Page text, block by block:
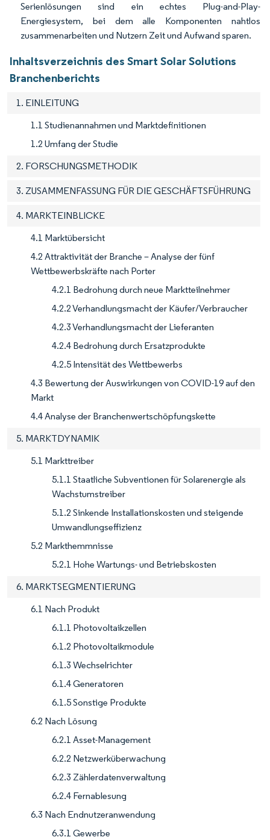
Serienlösungen sind ein echtes Plug-and-Play-
Energiesystem, bei dem alle Komponenten nahtlos
zusammenarbeiten und Nutzern Zeit und Aufwand sparen.
Inhaltsverzeichnis des Smart Solar Solutions
Branchenberichts
1. EINLEITUNG
1.1 Studienannahmen und Marktdefinitionen
1.2 Umfang der Studie
2. FORSCHUNGSMETHODIK
3. ZUSAMMENFASSUNG FÜR DIE GESCHÄFTSFÜHRUNG
4. MARKTEINBLICKE
4.1 Marktübersicht
4.2 Attraktivität der Branche – Analyse der fünf
Wettbewerbskräfte nach Porter
4.2.1 Bedrohung durch neue Marktteilnehmer
4.2.2 Verhandlungsmacht der Käufer/Verbraucher
4.2.3 Verhandlungsmacht der Lieferanten
4.2.4 Bedrohung durch Ersatzprodukte
4.2.5 Intensität des Wettbewerbs
4.3 Bewertung der Auswirkungen von COVID-19 auf den
Markt
4.4 Analyse der Branchenwertschöpfungskette
5. MARKTDYNAMIK
5.1 Markttreiber
5.1.1 Staatliche Subventionen für Solarenergie als
Wachstumstreiber
5.1.2 Sinkende Installationskosten und steigende
Umwandlungseffizienz
5.2 Markthemmnisse
5.2.1 Hohe Wartungs- und Betriebskosten
6. MARKTSEGMENTIERUNG
6.1 Nach Produkt
6.1.1 Photovoltaikzellen
6.1.2 Photovoltaikmodule
6.1.3 Wechselrichter
6.1.4 Generatoren
6.1.5 Sonstige Produkte
6.2 Nach Lösung
6.2.1 Asset-Management
6.2.2 Netzwerküberwachung
6.2.3 Zählerdatenverwaltung
6.2.4 Fernablesung
6.3 Nach Endnutzeranwendung
6.3.1 Gewerbe